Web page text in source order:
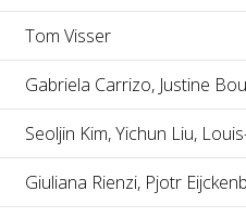
Tom Visser
Gabriela Carrizo, Justine
Seoljin Kim, Yichun Liu,
Giuliana Rienzi, Pjotr